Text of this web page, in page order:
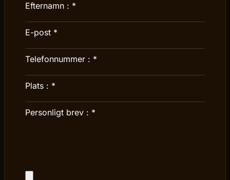
Efternamn : *
E-post *
Telefonnummer : *
Plats : *
Personligt brev : *